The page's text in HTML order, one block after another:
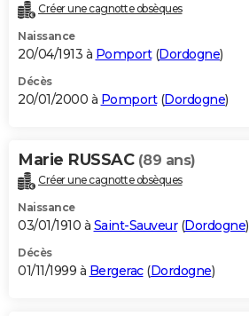
Créer une cagnotte obsèques
Naissance
20/04/1913 à Pomport(Dordogne)
Décès
20/01/2000 à Pomport(Dordogne)
Marie RUSSAC (89 ans)
Créer une cagnotte obsèques
Naissance
03/01/1910 à Saint-Sauveur(Dordogne)
Décès
01/11/1999 à Bergerac(Dordogne)